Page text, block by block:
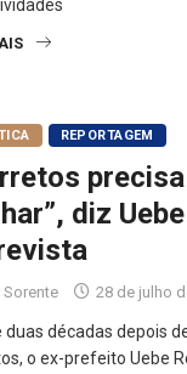
REPORTAGEM
diz
Sorente 28 de julho
duas décadas depois
o ex-prefeito Uebe